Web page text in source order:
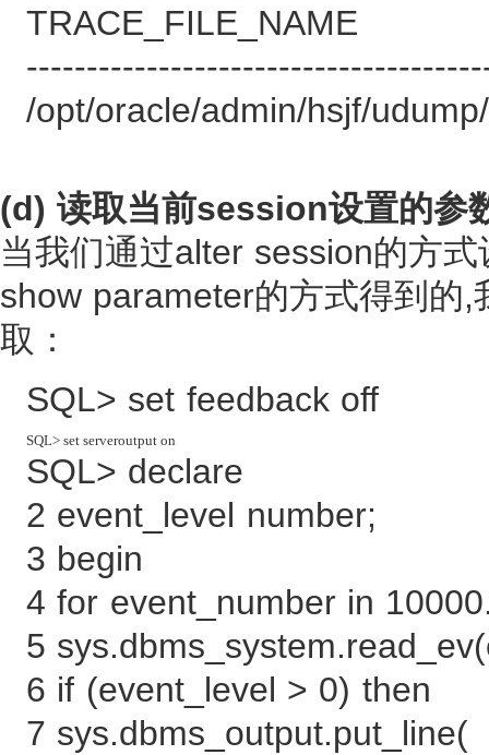
TRACE_FILE_NAME
/opt/oracle/admin/hsjf/
(d) 读取当前session设置的参
当我们通过alter session的方
show parameter的方式得到的
取：
SQL> set feedback off
SQL> set serveroutput on
SQL> declare
2 event_level number;
3 begin
4 for event_number in
5
6 if (event_level > 0) then
7 sys.dbms_output.put_line(